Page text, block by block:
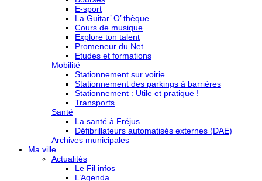
E-sport
La Guitar’ O’ thèque
Cours de musique
Explore ton talent
Promeneur du Net
Etudes et formations
Mobilité
Stationnement sur voirie
Stationnement des parkings à barrières
Stationnement : Utile et pratique !
Transports
Santé
La santé à Fréjus
Défibrillateurs automatisés externes (DAE)
Archives municipales
Ma ville
Actualités
Le Fil infos
L’Agenda